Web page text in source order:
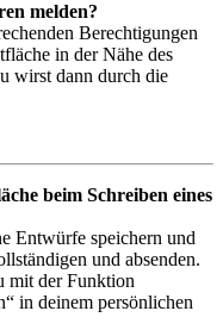
melden?
Berechtigungen
in der Nähe des
wirst dann durch die
beim Schreiben eines
Entwürfe speichern und
und absenden.
mit der Funktion
in deinem persönlichen